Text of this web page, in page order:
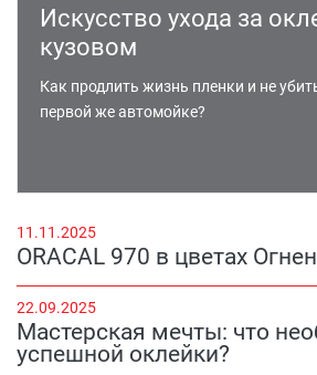
Искусство ухода за
кузовом
Как продлить жизнь пленки и не
первой же автомойке?
11.11.2025
ORACAL 970 в цветах
22.09.2025
Мастерская мечты: что
успешной оклейки?